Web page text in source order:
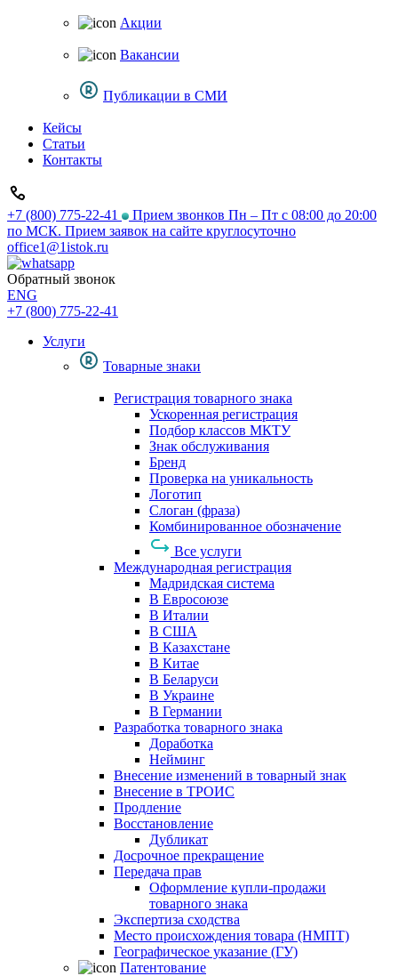
Акции
Вакансии
Публикации в СМИ
Кейсы
Статьи
Контакты
+7 (800) 775-22-41
Прием звонков Пн – Пт с 08:00 до 20:00
по МСК. Прием заявок на сайте круглосуточно
office1@1istok.ru
Обратный звонок
ENG
+7 (800) 775-22-41
Услуги
Товарные знаки
Регистрация товарного знака
Ускоренная регистрация
Подбор классов МКТУ
Знак обслуживания
Бренд
Проверка на уникальность
Логотип
Слоган (фраза)
Комбинированное обозначение
Все услуги
Международная регистрация
Мадридская система
В Евросоюзе
В Италии
В США
В Казахстане
В Китае
В Беларуси
В Украине
В Германии
Разработка товарного знака
Доработка
Нейминг
Внесение изменений в товарный знак
Внесение в ТРОИС
Продление
Восстановление
Дубликат
Досрочное прекращение
Передача прав
Оформление купли-продажи
товарного знака
Экспертиза сходства
Место происхождения товара (НМПТ)
Географическое указание (ГУ)
Патентование